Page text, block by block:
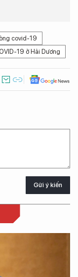
covid-19
19 ở Hải Dương
Gửi ý kiến